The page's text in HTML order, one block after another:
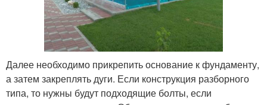
Далее необходимо прикрепить основание к фундаменту,
а затем закреплять дуги. Если конструкция разборного
типа, то нужны будут подходящие болты, если